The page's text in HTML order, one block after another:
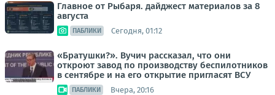
Главное от Рыбаря. дайджест материалов за 8
августа
ПАБЛИКИ Сегодня, 01:12
«Братушки?». Вучич рассказал, что они
откроют завод по производству беспилотников
в сентябре и на его открытие пригласят ВСУ
ПАБЛИКИ Вчера, 20:16